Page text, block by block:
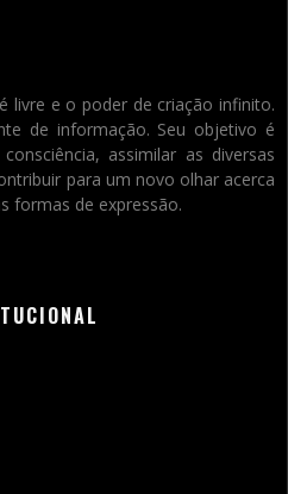
livre e o poder de criação infinito.
de informação. Seu objetivo é
assimilar as diversas
para um novo olhar acerca
formas de expressão.